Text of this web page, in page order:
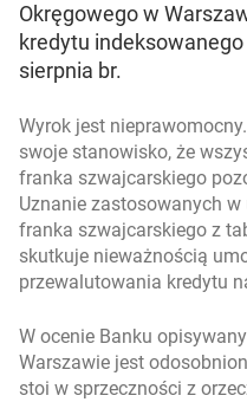
Okręgowego w
kredytu
sierpnia br.
Wyrok jest
swoje stanowisko, że
franka szwajcarskiego
Uznanie zastosowanych
franka szwajcarskiego z
skutkuje nieważnością
przewalutowania kredytu
W ocenie Banku
Warszawie jest
stoi w sprzeczności z